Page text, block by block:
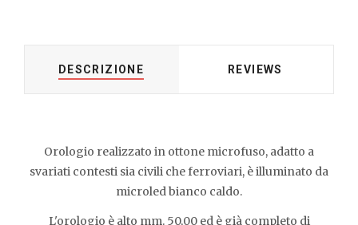
DESCRIZIONE REVIEWS
Orologio realizzato in ottone microfuso, adatto a
svariati contesti sia civili che ferroviari, è illuminato da
microled bianco caldo.
L'orologio è alto mm. 50,00 ed è già completo di